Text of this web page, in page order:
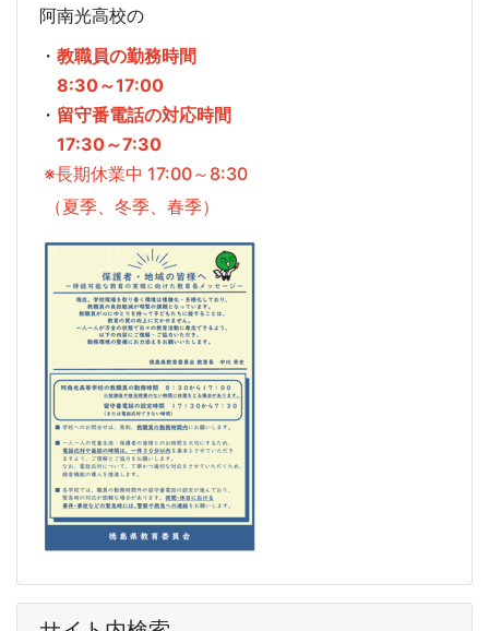
阿南光高校の
・ 教職員の勤務時間
8:30～17:00
・ 留守番電話の対応時間
17:30～7:30
※長期休業中 17:00～8:30
（夏季、冬季、春季）